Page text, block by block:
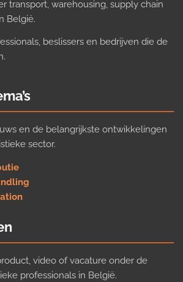
transport, warehousing, supply chain
België.
beslissers en bedrijven die de
en de belangrijkste ontwikkelingen
sector.
video of vacature onder de
professionals in België.